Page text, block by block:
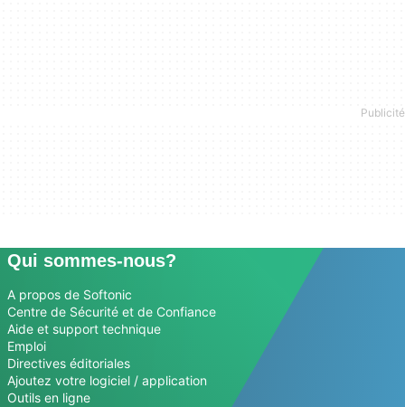
Qui sommes-nous?
A propos de Softonic
Centre de Sécurité et de Confiance
Aide et support technique
Emploi
Directives éditoriales
Ajoutez votre logiciel / application
Outils en ligne